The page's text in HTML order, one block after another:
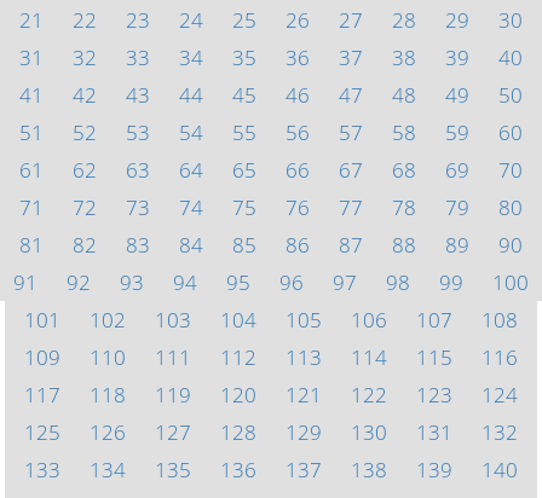
21
22 23 24 25 26 27 28 29
30
31
32 33 34 35 36 37 38 39
40
41
42 43 44 45 46 47 48 49
50
51
52 53 54 55 56 57 58 59
60
61
62 63 64 65 66 67 68 69
70
71
72 73 74 75 76 77 78 79
80
81
82 83 84 85 86 87 88 89
90
91
92 93 94 95 96 97 98 99
100
101
102 103 104 105 106 107
108
109
110 111 112 113 114 115
116
117
118 119 120 121 122 123
124
125
126 127 128 129 130 131
132
133
134 135 136 137 138 139
140